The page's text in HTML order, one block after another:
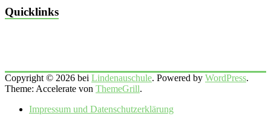
Quicklinks
Copyright © 2026 bei Lindenauschule. Powered by WordPress.
Theme: Accelerate von ThemeGrill.
Impressum und Datenschutzerklärung